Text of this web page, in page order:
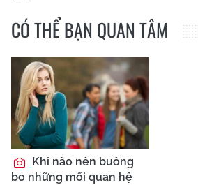
CÓ THỂ BẠN QUAN TÂM
Khi nào nên buông
bỏ những mối quan hệ